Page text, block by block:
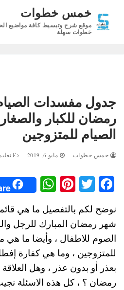
المحتوى
خمس خطوات
موقع شرح وتبسيط كافة مواضيع
خطوات سهلة
جدول مفسدات
رمضان للكبار
الصيام للمتزوجين
خمس خطوات مايو 6, 2019
Fa
ce
bo
ok
T
wi
tte
r
Pi
nt
er
es
t
W
ha
ts
A
pp
نوضح لكم بالتفصيل ما هي
شهر رمضان المبارك للرجل
الصوم للاطفال ، وأيضا ما هي
للمتزوجين ، وما هي كفارة
بعذر أو بدون عذر ، وهل
رمضان ؟ ، كل هذه الاسئلة